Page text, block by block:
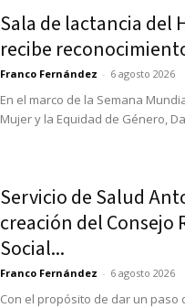
Sala de lactancia del
recibe
Franco Fernández - 6 agosto 2026
En el marco de la Semana
Mujer y la Equidad de Género,
Servicio de Salud
creación del Consejo
Social...
Franco Fernández - 6 agosto 2026
Con el propósito de dar un paso